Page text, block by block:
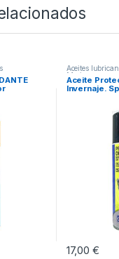
Aceites
Marinos
Aceite
Invernaje.
17,00 €